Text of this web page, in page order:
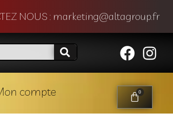
NOUS : marketing@altagroup.fr
compte 0